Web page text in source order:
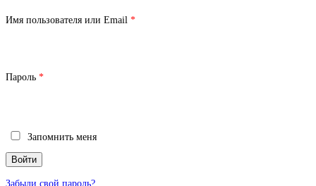
Имя пользователя или Email *Обязательно
Пароль *Обязательно
Запомнить меня
Войти
Забыли свой пароль?